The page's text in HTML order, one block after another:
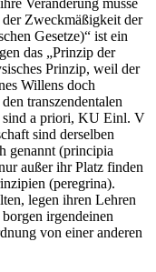
Zweckmäßigkeit der
Gesetze)“ ist ein
das „Prinzip der
Prinzip, weil der
Willens doch
transzendentalen
sind a priori, KU Einl. V
sind derselben
genannt (principia
außer ihr Platz finden
(peregrina).
legen ihren Lehren
irgendeinen
von einer anderen